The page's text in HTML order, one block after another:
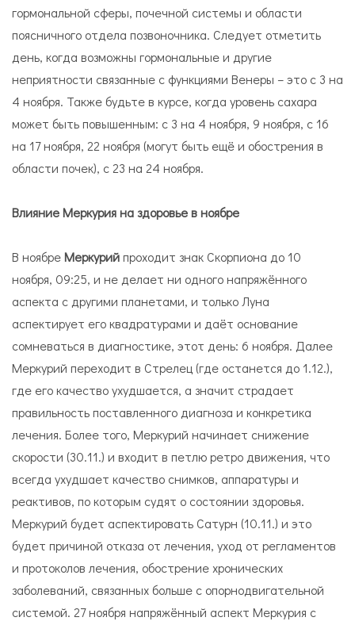
гормональной сферы, почечной системы и области
поясничного отдела позвоночника. Следует отметить
день, когда возможны гормональные и другие
неприятности связанные с функциями Венеры – это с 3 на
4 ноября. Также будьте в курсе, когда уровень сахара
может быть повышенным: с 3 на 4 ноября, 9 ноября, с 16
на 17 ноября, 22 ноября (могут быть ещё и обострения в
области почек), с 23 на 24 ноября.
Влияние Меркурия на здоровье в ноябре
В ноябреМеркурийпроходит знак Скорпиона до 10
ноября, 09:25, и не делает ни одного напряжённого
аспекта с другими планетами, и только Луна
аспектирует его квадратурами и даёт основание
сомневаться в диагностике, этот день: 6 ноября. Далее
Меркурий переходит в Стрелец (где останется до 1.12.),
где его качество ухудшается, а значит страдает
правильность поставленного диагноза и конкретика
лечения. Более того, Меркурий начинает снижение
скорости (30.11.) и входит в петлю ретро движения, что
всегда ухудшает качество снимков, аппаратуры и
реактивов, по которым судят о состоянии здоровья.
Меркурий будет аспектировать Сатурн (10.11.) и это
будет причиной отказа от лечения, уход от регламентов
и протоколов лечения, обострение хронических
заболеваний, связанных больше с опорнодвигательной
системой. 27 ноября напряжённый аспект Меркурия с